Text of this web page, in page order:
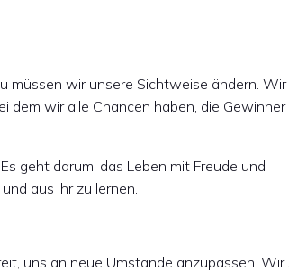
müssen wir unsere Sichtweise ändern. Wir
dem wir alle Chancen haben, die Gewinner
geht darum, das Leben mit Freude und
aus ihr zu lernen.
uns an neue Umstände anzupassen. Wir